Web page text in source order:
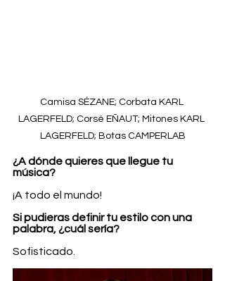
Camisa SÉZANE; Corbata KARL
LAGERFELD; Corsé EÑAUT; Mitones KARL
LAGERFELD; Botas CAMPERLAB
¿A dónde quieres que llegue tu
música?
¡A todo el mundo!
Si pudieras definir tu estilo con una
palabra, ¿cuál sería?
Sofisticado.